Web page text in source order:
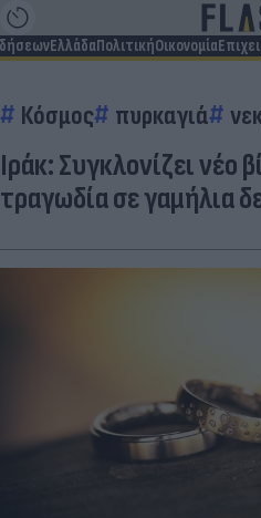
ΕλλάδαΠολιτικήΟικονομία
Κόσμος πυρκαγιά
Ιράκ: Συγκλονίζει νέο
τραγωδία σε γαμήλια